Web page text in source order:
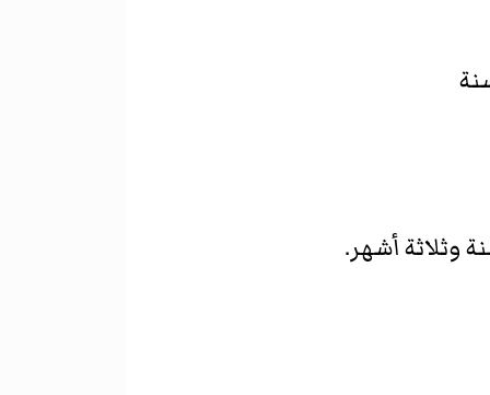
وثلاثة أشهر.